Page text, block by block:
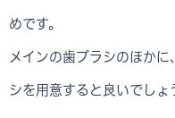
めです。
メインの歯ブラシのほか
シを用意すると良いでしょ